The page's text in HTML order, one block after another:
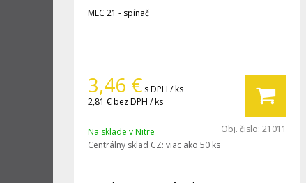
MEC 21 - spínač
3,46 € s DPH / ks
2,81 €bez DPH / ks
Na sklade v Nitre Obj. čislo: 21011
Centrálny sklad CZ: viac ako 50 ks